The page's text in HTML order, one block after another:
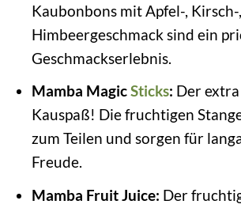
Kaubonbons mit Apfel-,
Himbeergeschmack sind ein
Geschmackserlebnis.
Mamba MagicSticks: Der
Kauspaß! Die fruchtigen
zum Teilen und sorgen für
Freude.
Mamba Fruit Juice: Der